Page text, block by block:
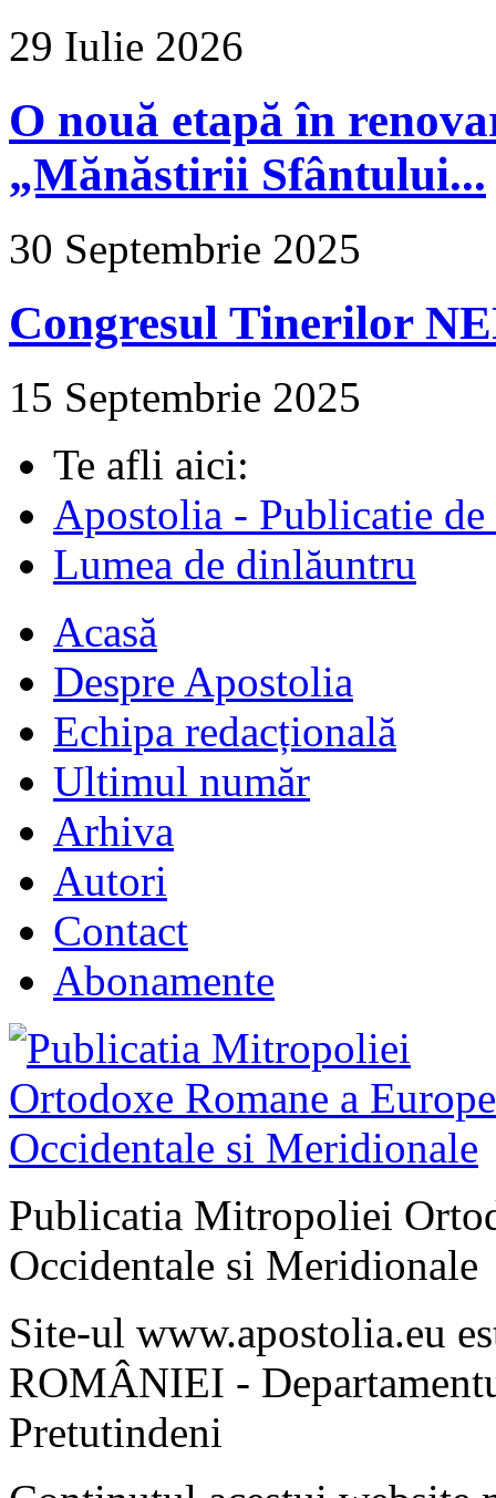
29 Iulie 2026
O nouă etapă în
„Mănăstirii Sfântului...
30 Septembrie 2025
Congresul Tinerilor
15 Septembrie 2025
Te afli aici:
Apostolia - Publicatie
Lumea de dinlăuntru
Acasă
Despre Apostolia
Echipa redacțională
Ultimul număr
Arhiva
Autori
Contact
Abonamente
Publicatia Mitropoliei
Occidentale si Meridionale
Site-ul www.apostolia.eu
ROMÂNIEI -
Pretutindeni